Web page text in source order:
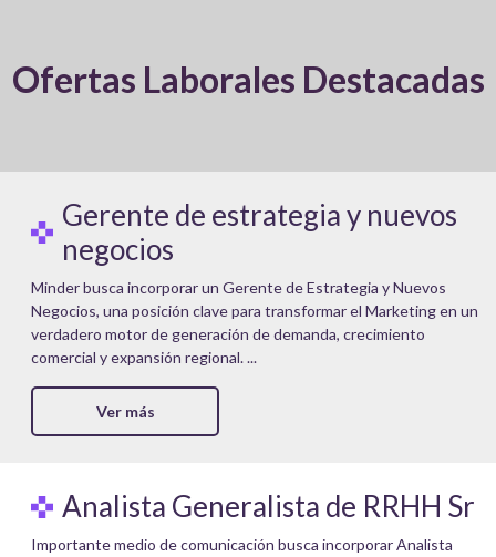
Ofertas Laborales Destacadas
Gerente de estrategia y nuevos
negocios
Minder busca incorporar un Gerente de Estrategia y Nuevos
Negocios, una posición clave para transformar el Marketing en un
verdadero motor de generación de demanda, crecimiento
comercial y expansión regional. ...
Ver más
Analista Generalista de RRHH Sr
Importante medio de comunicación busca incorporar Analista